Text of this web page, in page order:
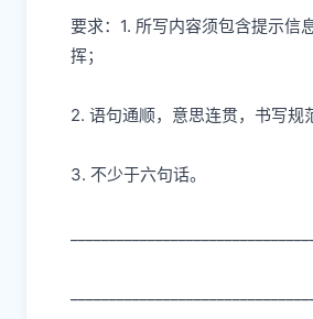
要求：1. 所写内容须包含提示信
挥；
2. 语句通顺，意思连贯，书写规
3. 不少于六句话。